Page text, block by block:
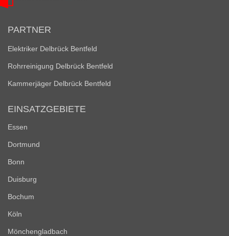
PARTNER
Elektriker Delbrück Bentfeld
Rohrreinigung Delbrück Bentfeld
Kammerjäger Delbrück Bentfeld
EINSATZGEBIETE
Essen
Dortmund
Bonn
Duisburg
Bochum
Köln
Mönchengladbach